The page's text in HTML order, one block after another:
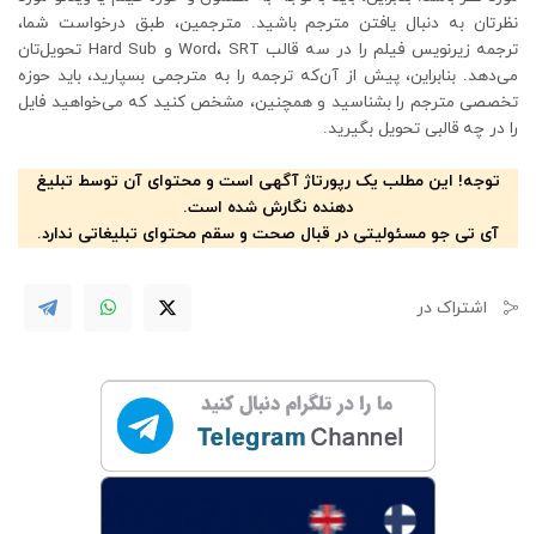
نظرتان به دنبال یافتن مترجم باشید. مترجمین، طبق درخواست شما،
ترجمه زیرنویس فیلم را در سه قالب Word، SRT و Hard Sub تحویل‌تان
می‌دهد. بنابراین، پیش از آن‌که ترجمه را به مترجمی بسپارید، باید حوزه
تخصصی مترجم را بشناسید و همچنین، مشخص کنید که می‌خواهید فایل
را در چه قالبی تحویل بگیرید.
توجه! این مطلب یک رپورتاژ آگهی است و محتوای آن توسط تبلیغ
دهنده نگارش شده است.
آی تی جو مسئولیتی در قبال صحت و سقم محتوای تبلیغاتی ندارد.
اشتراک در